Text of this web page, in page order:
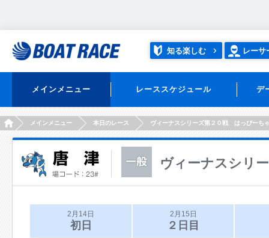
知る楽しむ レーサ
メインメニュー レーススケジュール デ
HOMEメインメニュー 本日のレース ヴィーナスシリーズ第２０戦 はっぴーち
ヴィーナスシリ
2月14日
初日
2月15日
２日目